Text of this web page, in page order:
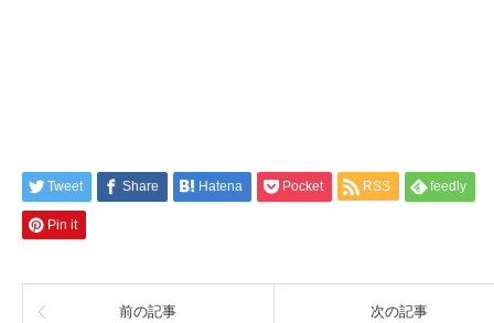
Tweet Share Hatena Pocket RSS feedly
Pin it
前の記事 次の記事